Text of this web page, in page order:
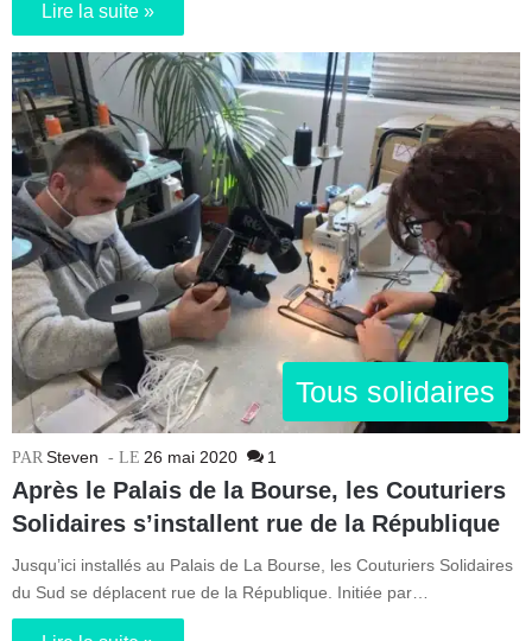
Lire la suite »
Tous solidaires
Steven 26 mai 2020 1
Après le Palais de la Bourse, les Couturiers
Solidaires s’installent rue de la République
Jusqu’ici installés au Palais de La Bourse, les Couturiers Solidaires
du Sud se déplacent rue de la République. Initiée par…